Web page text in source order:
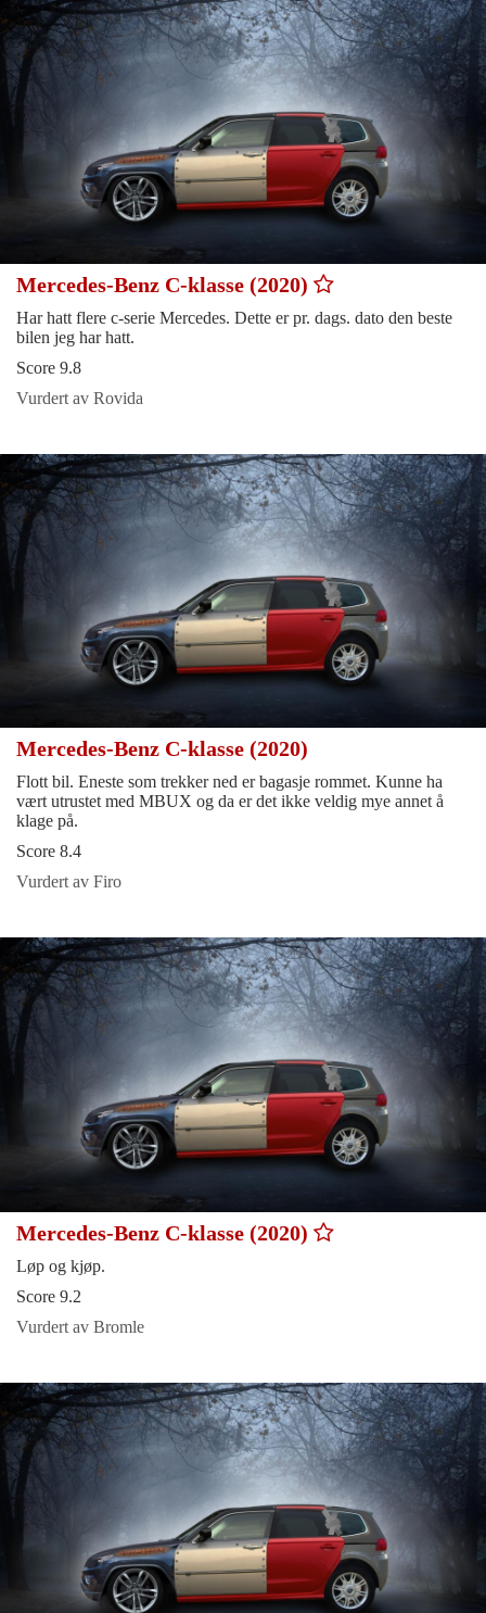
Mercedes-Benz C-klasse (2020)
Har hatt flere c-serie Mercedes. Dette er pr. dags. dato den beste
bilen jeg har hatt.
Score 9.8
Vurdert av Rovida
Mercedes-Benz C-klasse (2020)
Flott bil. Eneste som trekker ned er bagasje rommet. Kunne ha
vært utrustet med MBUX og da er det ikke veldig mye annet å
klage på.
Score 8.4
Vurdert av Firo
Mercedes-Benz C-klasse (2020)
Løp og kjøp.
Score 9.2
Vurdert av Bromle